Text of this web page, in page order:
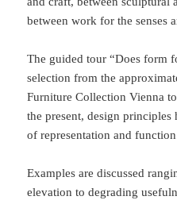
between work for the senses
The guided tour “Does form
selection from the
Furniture Collection Vienna
the present, design principles
of representation and
Examples are discussed
elevation to degrading